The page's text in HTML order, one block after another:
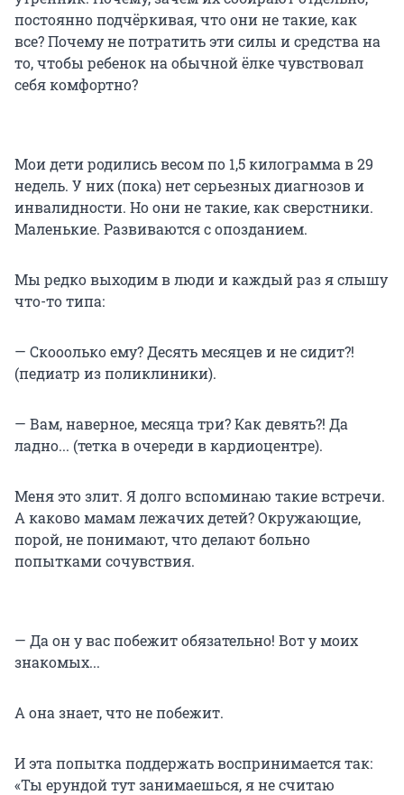
постоянно подчёркивая, что они не такие, как
все? Почему не потратить эти силы и средства на
то, чтобы ребенок на обычной ёлке чувствовал
себя комфортно?
Мои дети родились весом по 1,5 килограмма в 29
недель. У них (пока) нет серьезных диагнозов и
инвалидности. Но они не такие, как сверстники.
Маленькие. Развиваются с опозданием.
Мы редко выходим в люди и каждый раз я слышу
что-то типа:
— Скооолько ему? Десять месяцев и не сидит?!
(педиатр из поликлиники).
— Вам, наверное, месяца три? Как девять?! Да
ладно... (тетка в очереди в кардиоцентре).
Меня это злит. Я долго вспоминаю такие встречи.
А каково мамам лежачих детей? Окружающие,
порой, не понимают, что делают больно
попытками сочувствия.
— Да он у вас побежит обязательно! Вот у моих
знакомых...
А она знает, что не побежит.
И эта попытка поддержать воспринимается так:
«Ты ерундой тут занимаешься, я не считаю